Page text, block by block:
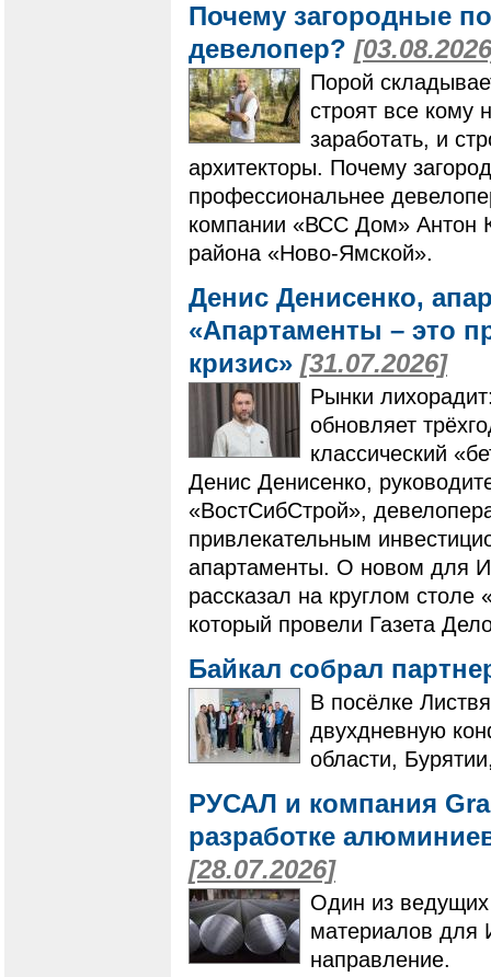
Почему загородные
девелопер?
Порой
строят все
заработать, и
архитекторы. Почему
профессиональнее
компании «ВСС Дом» Антон
района «Ново-Ямской».
Денис Денисенко,
«Апартаменты – это
кризис» [31.07.2026]
Рынки
обновляет
классический
Денис Денисенко,
«ВостСибСтрой»,
привлекательным
апартаменты. О новом для
рассказал на круглом столе
который провели Газета
Байкал собрал
В посёлке
двухдневную
области,
РУСАЛ и компания
разработке
[28.07.2026]
Один из ведущих
материалов для
направление.